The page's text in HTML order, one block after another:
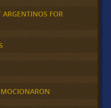
ARGENTINOS FOR